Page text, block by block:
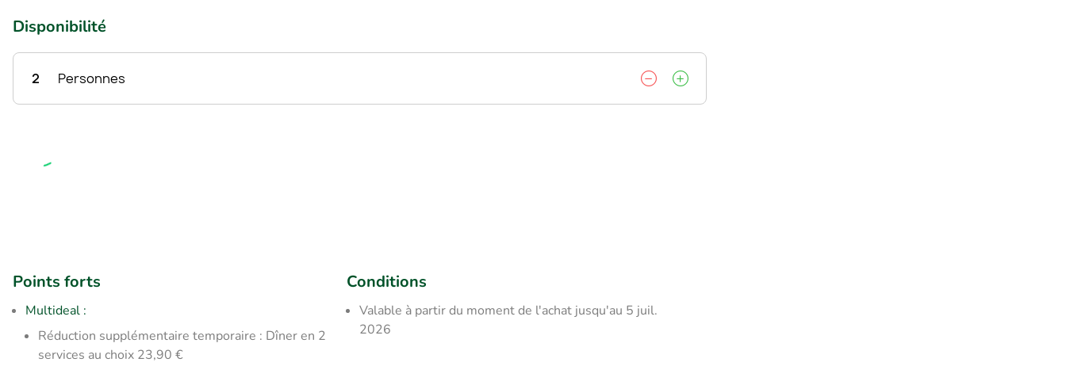
Disponibilité
2 Personnes
Points forts
Multideal :
Réduction supplémentaire temporaire : Dîner en 2
services au choix 23,90 €
Conditions
Valable à partir du moment de l'achat jusqu'au 5 juil.
2026